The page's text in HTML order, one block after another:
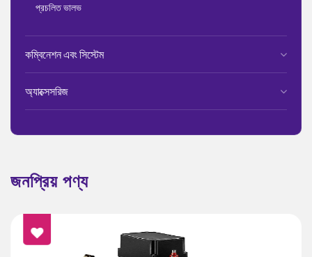
প্রচলিত ভালভ
কম্বিনেশন এবং সিস্টেম
অ্যাক্সেসরিজ
জনপ্রিয় পণ্য